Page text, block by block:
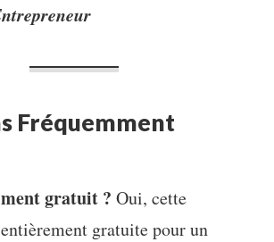
Fréquemment
gratuit ? Oui, cette
gratuite pour un